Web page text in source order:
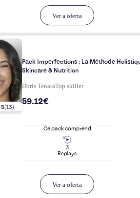
Ver a oferta
5(13)
Pack Imperfections : La Méthode
Skincare & Nutrition
Doris TenaraTop skiller
59.12€
Ce pack comprend
3
Replays
Ver a oferta